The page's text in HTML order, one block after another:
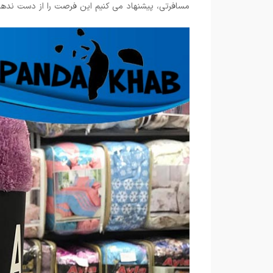
مسافرتی، پیشنهاد می کنیم این فرصت را از دست